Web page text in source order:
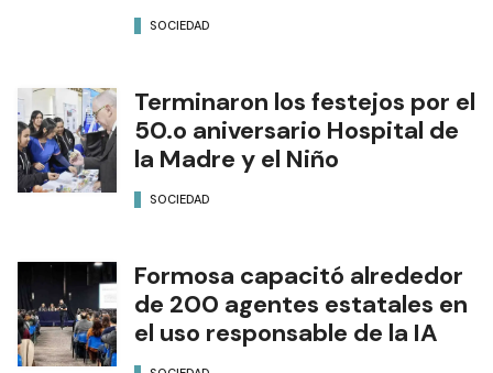
SOCIEDAD
Terminaron los festejos por el
50.o aniversario Hospital de
la Madre y el Niño
SOCIEDAD
Formosa capacitó alrededor
de 200 agentes estatales en
el uso responsable de la IA